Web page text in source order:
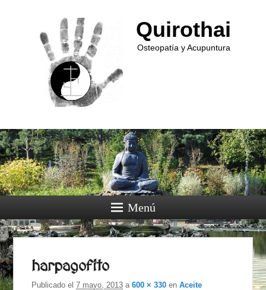
Quirothai
Osteopatía y Acupuntura
Menú
harpagofito
Publicado el 7 mayo, 2013 a600 × 330 enAceite